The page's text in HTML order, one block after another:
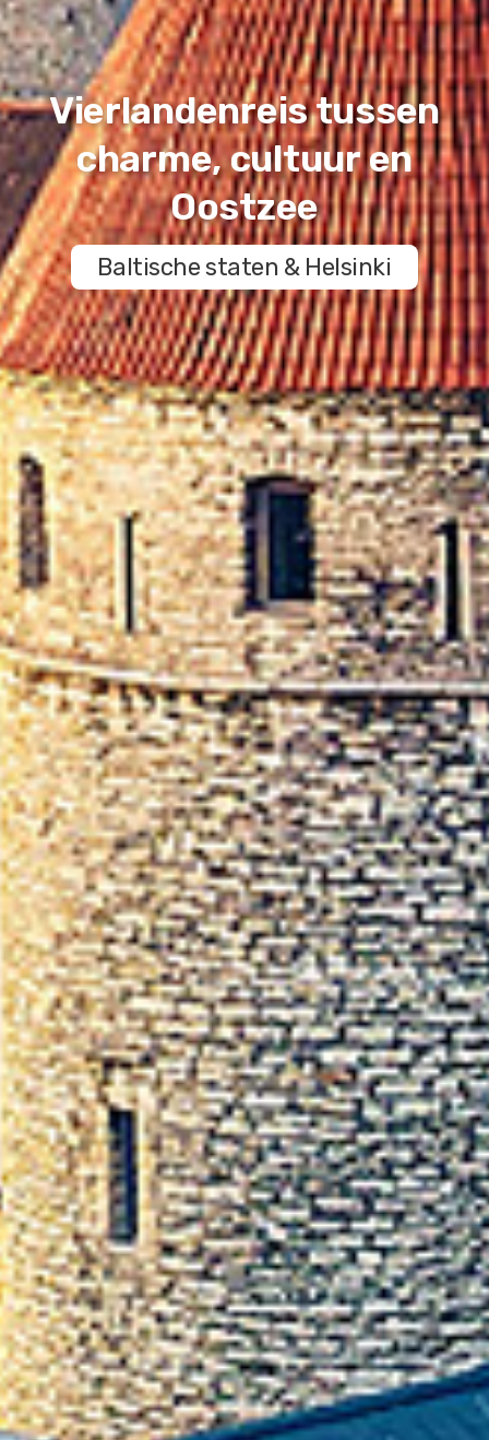
Vierlandenreis tussen
charme, cultuur en
Oostzee
Baltische staten & Helsinki